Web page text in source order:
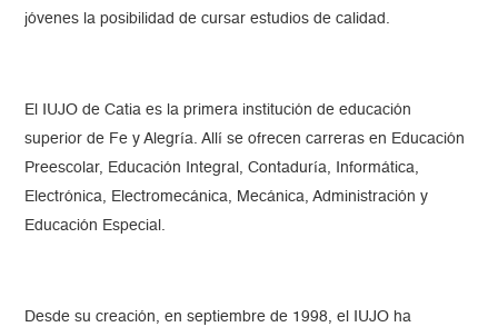
jóvenes la posibilidad de cursar estudios de calidad.
El IUJO de Catia es la primera institución de educación
superior de Fe y Alegría. Allí se ofrecen carreras en Educación
Preescolar, Educación Integral, Contaduría, Informática,
Electrónica, Electromecánica, Mecánica, Administración y
Educación Especial.
Desde su creación, en septiembre de 1998, el IUJO ha